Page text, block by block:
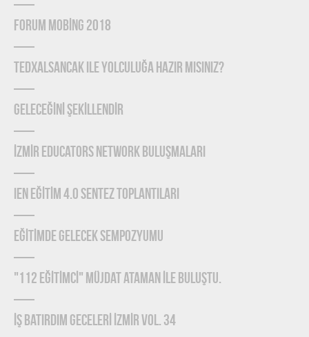
FORUM MOBİNG 2018
TEDxAlsancak ile Yolculuğa Hazır mısınız?
GELECEĞİNİ ŞEKİLLENDİR
İZMİR EDUCATORS NETWORK BULUŞMALARI
IEN EĞİTİM 4.0 SENTEZ TOPLANTILARI
EĞİTİMDE GELECEK SEMPOZYUMU
"112 EĞİTİMCİ" MÜJDAT ATAMAN İLE BULUŞTU.
İŞ BATIRDIM GECELERİ İZMİR VOL. 34